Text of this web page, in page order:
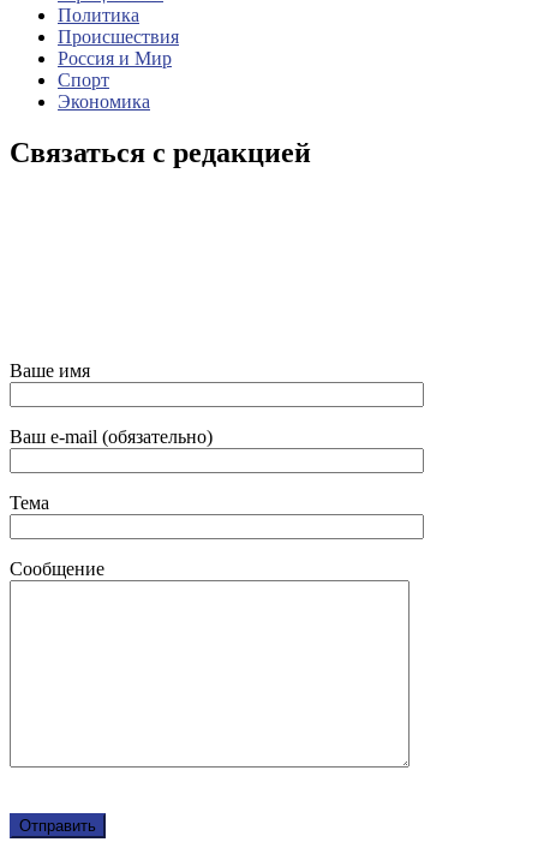
Политика
Происшествия
Россия и Мир
Спорт
Экономика
Связаться с редакцией
Ваше имя
Ваш e-mail (обязательно)
Тема
Сообщение